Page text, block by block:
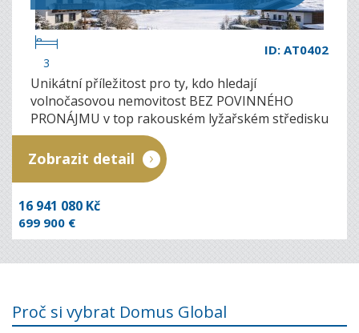
3
ID: AT0402
Unikátní příležitost pro ty, kdo hledají
volnočasovou nemovitost BEZ POVINNÉHO
PRONÁJMU v top rakouském lyžařském středisku
Leogang...
Zobrazit detail
16 941 080 Kč
699 900 €
Proč si vybrat Domus Global